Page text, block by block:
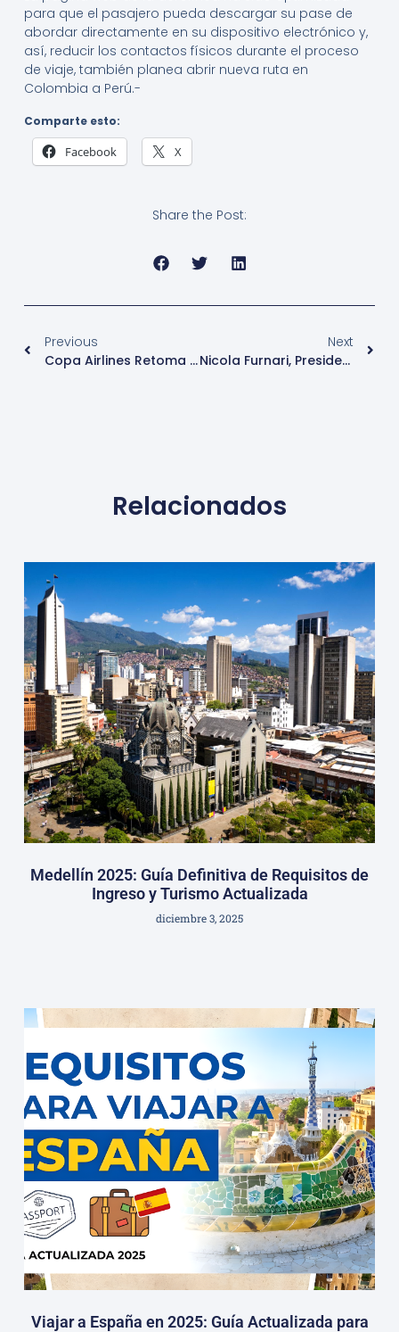
para que el pasajero pueda descargar su pase de
abordar directamente en su dispositivo electrónico y,
así, reducir los contactos físicos durante el proceso
de viaje, también planea abrir nueva ruta en
Colombia a Perú.-
Comparte esto:
Facebook X
Share the Post:
Previous
Copa Airlines Retoma Sus Vuelos Internacionales
Next
Nicola Furnari, Presidente De La Asociación Venezolana De Agencias De Viajes Y Turismo (AVAVIT)
Relacionados
Medellín 2025: Guía Definitiva de Requisitos de
Ingreso y Turismo Actualizada
diciembre 3, 2025
Viajar a España en 2025: Guía Actualizada para